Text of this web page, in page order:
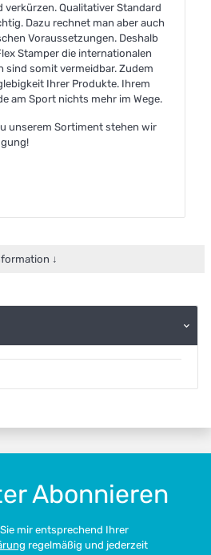
verkürzen. Qualitativer Standard
Dazu rechnet man aber auch
Voraussetzungen. Deshalb
Stamper die internationalen
sind somit vermeidbar. Zudem
Ihrer Produkte. Ihrem
am Sport nichts mehr im Wege.
unserem Sortiment stehen wir
↓
Abonnieren
mir entsprechend Ihrer
regelmäßig und jederzeit